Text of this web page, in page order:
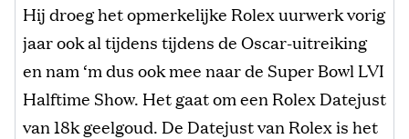
Hij droeg het opmerkelijke Rolex uurwerk vorig
jaar ook al tijdens tijdens de Oscar-uitreiking
en nam ‘m dus ook mee naar de Super Bowl LVI
Halftime Show. Het gaat om een Rolex Datejust
van 18k geelgoud. De Datejust van Rolex is het